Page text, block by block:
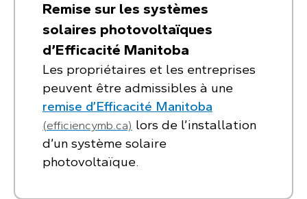
Remise sur les systèmes
solaires photovoltaïques
d’Efficacité Manitoba
Les propriétaires et les entreprises
peuvent être admissibles à une
remise d’Efficacité Manitoba
(efficiencymb.ca) lors de l’installation
d’un système solaire
photovoltaïque.